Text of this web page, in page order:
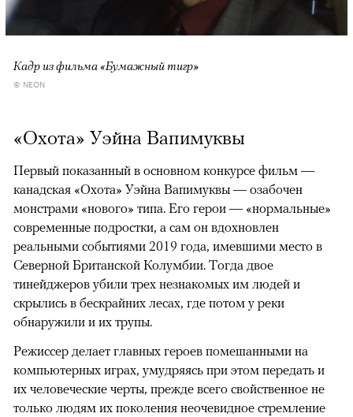
Кадр из фильма «Бумажный тигр»
© NEON
«Охота» Уэйна Вапимуквы
Первый показанный в основном конкурсе фильм —
канадская «Охота» Уэйна Вапимуквы — озабочен
монстрами «нового» типа. Его герои — «нормальные»
современные подростки, а сам он вдохновлен
реальными событиями 2019 года, имевшими место в
Северной Британской Колумбии. Тогда двое
тинейджеров убили трех незнакомых им людей и
скрылись в бескрайних лесах, где потом у реки
обнаружили и их трупы.
Режиссер делает главных героев помешанными на
компьютерных играх, умудряясь при этом передать и
их человеческие черты, прежде всего свойственное не
только людям их поколения неочевидное стремление